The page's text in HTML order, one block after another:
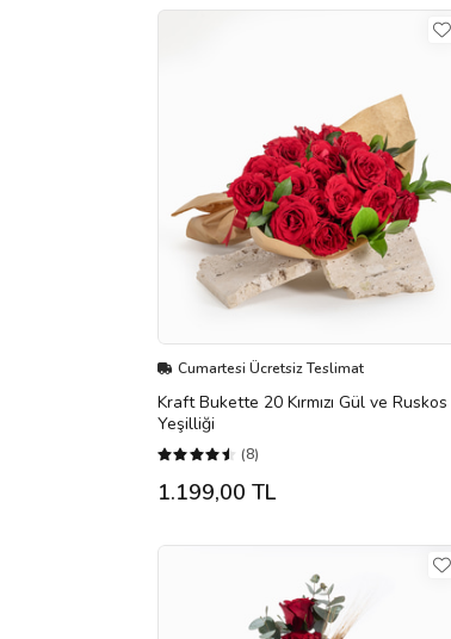
Cumartesi Ücretsiz Teslimat
Kraft Bukette 20 Kırmızı Gül ve Ruskos
Yeşilliği
(8)
1.199,00 TL